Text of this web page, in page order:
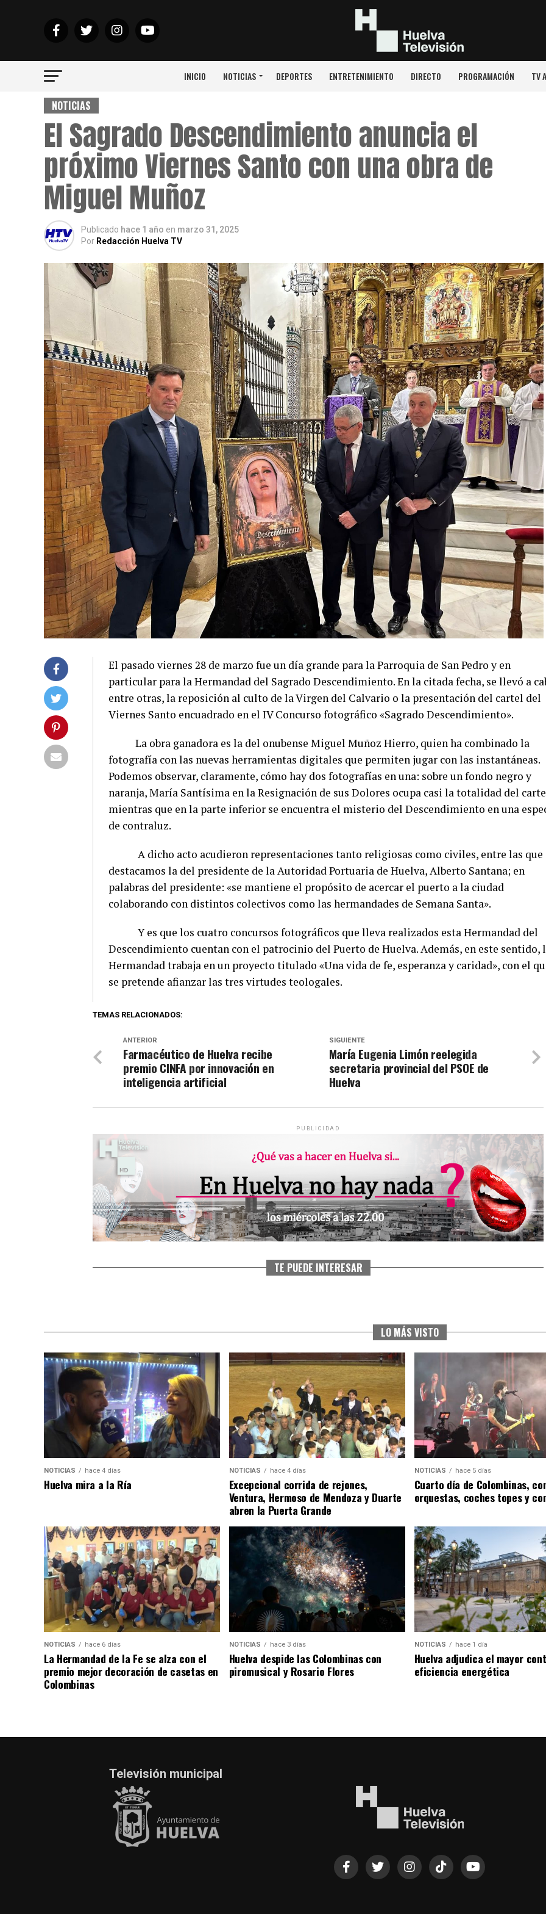
INICIO NOTICIAS DEPORTES ENTRETENIMIENTO DIRECTO PROGRAMACIÓN TV
NOTICIAS
El Sagrado Descendimiento anuncia el
próximo Viernes Santo con una obra de
Miguel Muñoz
Publicado hace 1 año en marzo 31, 2025
Por Redacción Huelva TV
El pasado viernes 28 de marzo fue un día grande para la Parroquia de San Pedro y en
particular para la Hermandad del Sagrado Descendimiento. En la citada fecha, se llevó a
entre otras, la reposición al culto de la Virgen del Calvario o la presentación del cartel del
Viernes Santo encuadrado en el IV Concurso fotográfico «Sagrado Descendimiento».
La obra ganadora es la del onubense Miguel Muñoz Hierro, quien ha combinado la
fotografía con las nuevas herramientas digitales que permiten jugar con las instantáneas.
Podemos observar, claramente, cómo hay dos fotografías en una: sobre un fondo negro y
naranja, María Santísima en la Resignación de sus Dolores ocupa casi la totalidad del
mientras que en la parte inferior se encuentra el misterio del Descendimiento en una
de contraluz.
A dicho acto acudieron representaciones tanto religiosas como civiles, entre las que
destacamos la del presidente de la Autoridad Portuaria de Huelva, Alberto Santana; en
palabras del presidente: «se mantiene el propósito de acercar el puerto a la ciudad
colaborando con distintos colectivos como las hermandades de Semana Santa».
Y es que los cuatro concursos fotográficos que lleva realizados esta Hermandad del
Descendimiento cuentan con el patrocinio del Puerto de Huelva. Además, en este sentido,
Hermandad trabaja en un proyecto titulado «Una vida de fe, esperanza y caridad», con el
se pretende afianzar las tres virtudes teologales.
TEMAS RELACIONADOS:
SIGUIENTE
María Eugenia Limón reelegida
secretaria provincial del PSOE de
Huelva
ANTERIOR
Farmacéutico de Huelva recibe
premio CINFA por innovación en
inteligencia artificial
PUBLICIDAD
TE PUEDE INTERESAR
LO MÁS VISTO
NOTICIAS hace 4 días
Huelva mira a la Ría
NOTICIAS hace 4 días
Excepcional corrida de rejones,
Ventura, Hermoso de Mendoza y Duarte
abren la Puerta Grande
NOTICIAS hace 5 días
Cuarto día de Colombinas,
orquestas, coches topes y
NOTICIAS hace 6 días
La Hermandad de la Fe se alza con el
premio mejor decoración de casetas en
Colombinas
NOTICIAS hace 3 días
Huelva despide las Colombinas con
piromusical y Rosario Flores
NOTICIAS hace 1 día
Huelva adjudica el mayor
eficiencia energética
Televisión municipal